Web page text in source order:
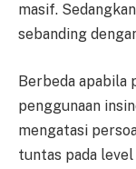
masif.
sebanding
Berbeda apabila
penggunaan
mengatasi
tuntas pada level